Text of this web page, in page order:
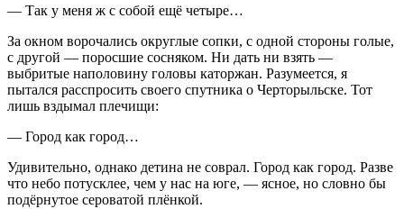
— Так у меня ж с собой ещё четыре…
За окном ворочались округлые сопки, с одной стороны голые,
с другой — поросшие сосняком. Ни дать ни взять —
выбритые наполовину головы каторжан. Разумеется, я
пытался расспросить своего спутника о Черторыльске. Тот
лишь вздымал плечищи:
— Город как город…
Удивительно, однако детина не соврал. Город как город. Разве
что небо потусклее, чем у нас на юге, — ясное, но словно бы
подёрнутое сероватой плёнкой.